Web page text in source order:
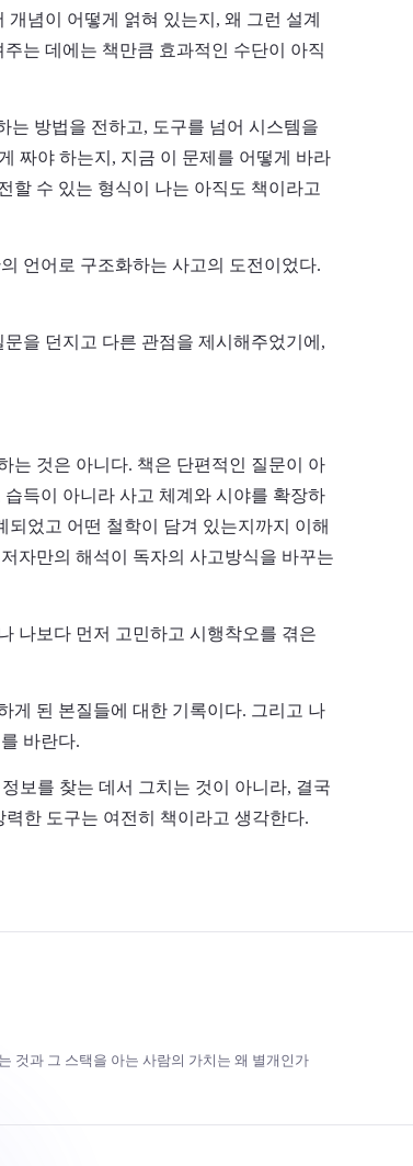
념이 어떻게 얽혀 있는지, 왜 그런 설계
는 데에는 책만큼 효과적인 수단이 아직
는 방법을 전하고, 도구를 넘어 시스템을
짜야 하는지, 지금 이 문제를 어떻게 바라
할 수 있는 형식이 나는 아직도 책이라고
언어로 구조화하는 사고의 도전이었다.
을 던지고 다른 관점을 제시해주었기에,
는 것은 아니다. 책은 단편적인 질문이 아
득이 아니라 사고 체계와 시야를 확장하
었고 어떤 철학이 담겨 있는지까지 이해
자만의 해석이 독자의 사고방식을 바꾸는
나보다 먼저 고민하고 시행착오를 겪은
게 된 본질들에 대한 기록이다. 그리고 나
바란다.
보를 찾는 데서 그치는 것이 아니라, 결국
한 도구는 여전히 책이라고 생각한다.
것과 그 스택을 아는 사람의 가치는 왜 별개인가